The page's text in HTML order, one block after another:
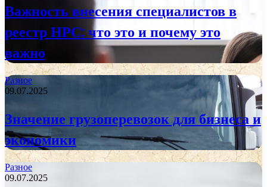
Важность внесения специалистов в
реестр НРС: что это и почему это
важно
Разное
09.07.2025
Значение грузоперевозок для бизнеса и
экономики
Разное
09.07.2025